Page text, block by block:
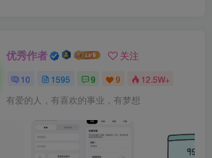
优秀作者 关注
10 1595 9 9 12.5W+
有爱的人，有喜欢的事业，有梦想